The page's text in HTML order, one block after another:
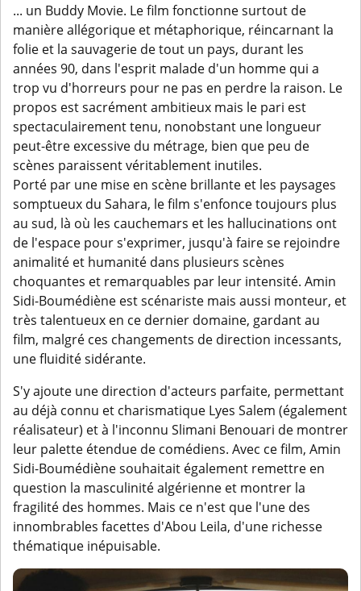
... un Buddy Movie. Le film fonctionne surtout de
manière allégorique et métaphorique, réincarnant la
folie et la sauvagerie de tout un pays, durant les
années 90, dans l'esprit malade d'un homme qui a
trop vu d'horreurs pour ne pas en perdre la raison. Le
propos est sacrément ambitieux mais le pari est
spectaculairement tenu, nonobstant une longueur
peut-être excessive du métrage, bien que peu de
scènes paraissent véritablement inutiles.
Porté par une mise en scène brillante et les paysages
somptueux du Sahara, le film s'enfonce toujours plus
au sud, là où les cauchemars et les hallucinations ont
de l'espace pour s'exprimer, jusqu'à faire se rejoindre
animalité et humanité dans plusieurs scènes
choquantes et remarquables par leur intensité. Amin
Sidi-Boumédiène est scénariste mais aussi monteur, et
très talentueux en ce dernier domaine, gardant au
film, malgré ces changements de direction incessants,
une fluidité sidérante.
S'y ajoute une direction d'acteurs parfaite, permettant
au déjà connu et charismatique Lyes Salem (également
réalisateur) et à l'inconnu Slimani Benouari de montrer
leur palette étendue de comédiens. Avec ce film, Amin
Sidi-Boumédiène souhaitait également remettre en
question la masculinité algérienne et montrer la
fragilité des hommes. Mais ce n'est que l'une des
innombrables facettes d'Abou Leila, d'une richesse
thématique inépuisable.